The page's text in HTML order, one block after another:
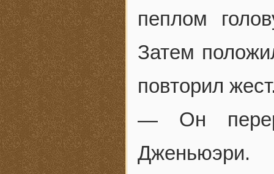
пеплом
Затем
повторил
— Он
Дженьюэри.